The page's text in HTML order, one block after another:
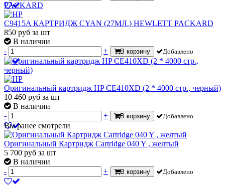
C9415A КАРТРИДЖ CYAN (27МЛ.) HEWLETT PACKARD
850 руб за шт
В наличии
-
+ В корзину Добавлено
Оригинальный картридж HP CE410XD (2 * 4000 стр., черный)
10 460 руб за шт
В наличии
-
+ В корзину Добавлено
Вы ранее смотрели
Оригинальный Картридж Cartridge 040 Y , желтый
5 700 руб за шт
В наличии
-
+ В корзину Добавлено